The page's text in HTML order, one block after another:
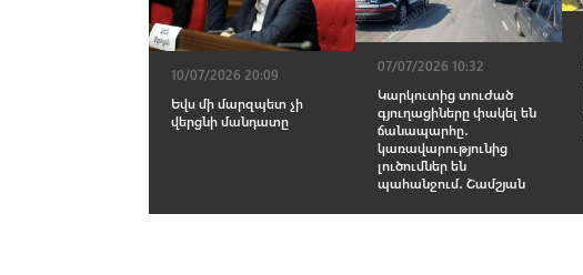
10/07/2026 20:09
Եվս մի մարզպետ չի
վերցնի մանդատը
07/07/2026 10:32
Կարկուտից տուժած
գյուղացիները փակել են
ճանապարհը․
կառավարությունից
լուծումներ են
պահանջում․ Շամշյան